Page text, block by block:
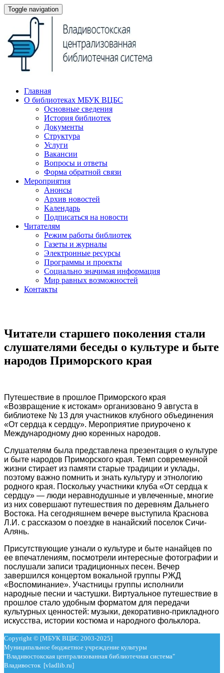
Toggle navigation
Главная
О библиотеках МБУК ВЦБС
Основные сведения
История библиотек
Документы
Структура
Услуги
Вакансии
Вопросы и ответы
Форма обратной связи
Мероприятия
Анонсы
Архив новостей
Календарь
Подписаться на новости
Читателям
Режим работы библиотек
Газеты и журналы
Электронные ресурсы
Программы и проекты
Социально значимая информация
Мир равных возможностей
Контакты
Читатели старшего поколения стали
слушателями беседы о культуре и быте
народов Приморского края
Путешествие в прошлое Приморского края
«Возвращение к истокам» организовано 9 августа в
библиотеке № 13 для участников клубного объединения
«От сердца к сердцу». Мероприятие приурочено к
Международному дню коренных народов.
Слушателям была представлена презентация о культуре
и быте народов Приморского края. Темп современной
жизни стирает из памяти старые традиции и уклады,
поэтому важно помнить и знать культуру и этнологию
родного края. Поскольку участники клуба «От сердца к
сердцу» — люди неравнодушные и увлеченные, многие
из них совершают путешествия по деревням Дальнего
Востока. На сегодняшнем вечере выступила Краснова
Л.И. с рассказом о поездке в нанайский поселок Сичи-
Алянь.
Присутствующие узнали о культуре и быте нанайцев по
ее впечатлениям, посмотрели интересные фотографии и
послушали записи традиционных песен. Вечер
завершился концертом вокальной группы РЖД
«Воспоминание». Участницы группы исполнили
народные песни и частушки. Виртуальное путешествие в
прошлое стало удобным форматом для передачи
культурных ценностей: музыки, декоративно-прикладного
искусства, истории костюма и народного фольклора.
Copyright © [МБУК ВЦБС 2003-2025]
Муниципальное бюджетное учреждение культуры
"Владивостокская централизованная библиотечная система"
Владивосток [vladlib.ru]